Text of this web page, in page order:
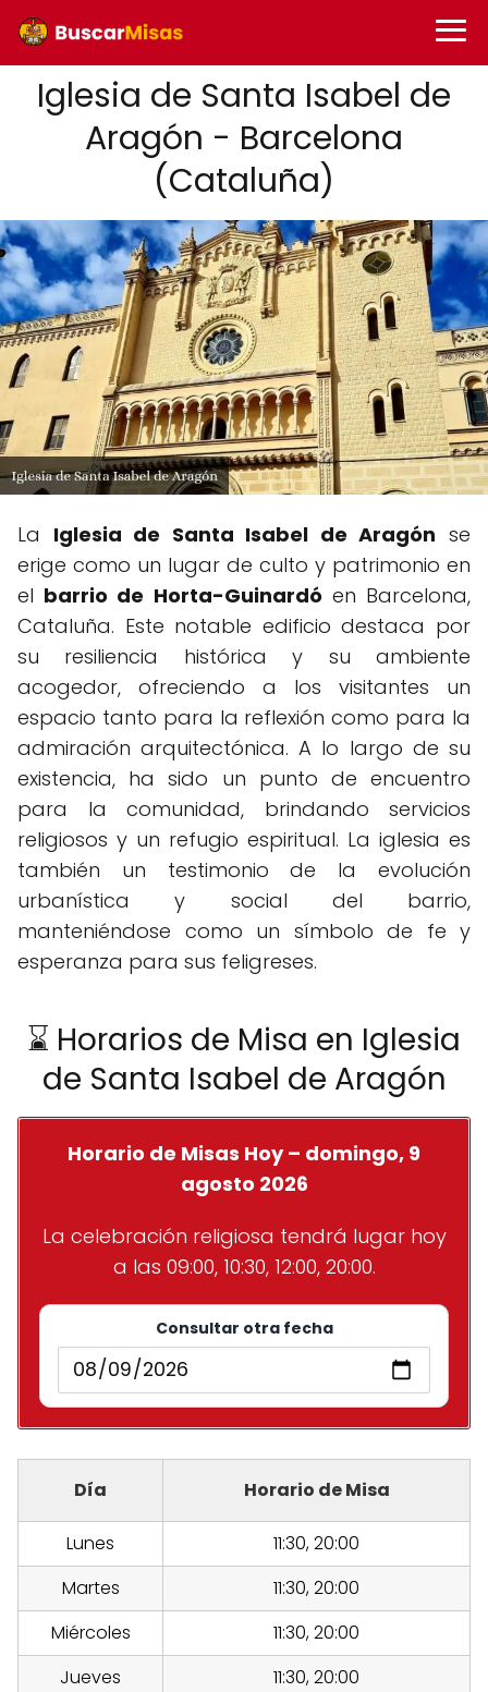
Iglesia de Santa Isabel de
Aragón - Barcelona
(Cataluña)
La Iglesia de Santa Isabel de Aragón se
erige como un lugar de culto y patrimonio en
el barrio de Horta-Guinardó en Barcelona,
Cataluña. Este notable edificio destaca por
su resiliencia histórica y su ambiente
acogedor, ofreciendo a los visitantes un
espacio tanto para la reflexión como para la
admiración arquitectónica. A lo largo de su
existencia, ha sido un punto de encuentro
para la comunidad, brindando servicios
religiosos y un refugio espiritual. La iglesia es
también un testimonio de la evolución
urbanística y social del barrio,
manteniéndose como un símbolo de fe y
esperanza para sus feligreses.
⌛ Horarios de Misa en Iglesia
de Santa Isabel de Aragón
Horario de Misas Hoy – domingo, 9
agosto 2026
La celebración religiosa tendrá lugar hoy
a las 09:00, 10:30, 12:00, 20:00.
Consultar otra fecha
Día Horario de Misa
Lunes
11:30, 20:00
Martes
11:30, 20:00
Miércoles
11:30, 20:00
Jueves
11:30, 20:00